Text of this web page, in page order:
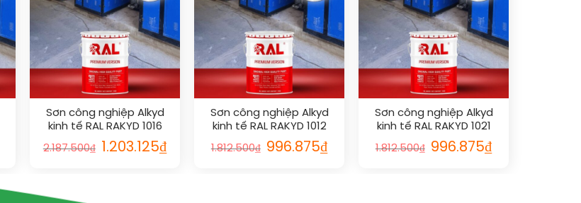
Sơn công nghiệp Alkyd
kinh tế RAL RAKYD 1016
2.187.500₫ 1.203.125₫
Sơn công nghiệp Alkyd
kinh tế RAL RAKYD 1012
1.812.500₫ 996.875₫
Sơn công nghiệp Alkyd
kinh tế RAL RAKYD 1021
1.812.500₫ 996.875₫